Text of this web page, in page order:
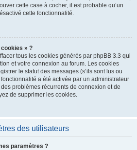
cette case à cocher, il est probable qu’un
cette fonctionnalité.
» ?
tous les cookies générés par phpBB 3.3 qui
et votre connexion au forum. Les cookies
le statut des messages (s’ils sont lus ou
a été activée par un administrateur
problèmes récurrents de connexion et de
de supprimer les cookies.
des utilisateurs
paramètres ?